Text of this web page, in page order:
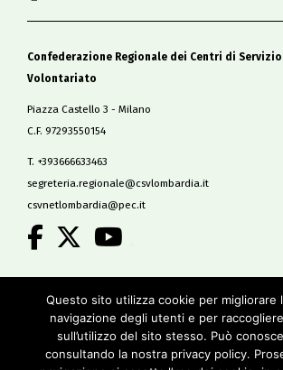
Confederazione Regionale dei Centri di
Volontariato
Piazza Castello 3 - Milano
C.F. 97293550154
T. +393666633463
segreteria.regionale@csvlombardia.it
csvnetlombardia@pec.it
Questo sito utilizza cookie per migliorare
navigazione degli utenti e per
sull’utilizzo del sito stesso. Può
consultando la nostra privacy policy.